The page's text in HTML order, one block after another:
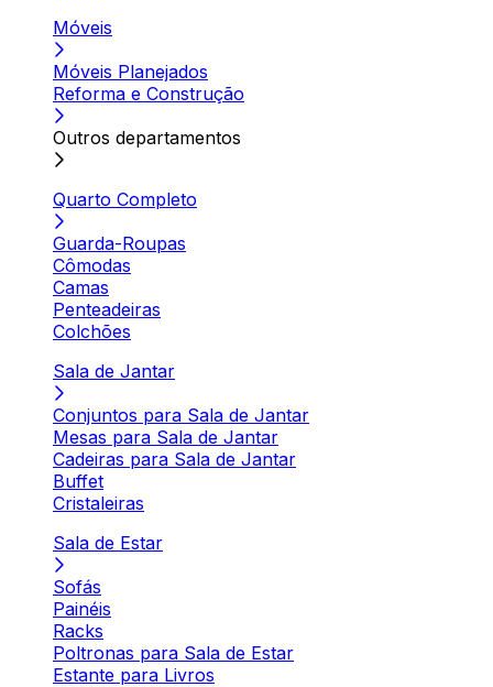
Móveis
Móveis Planejados
Reforma e Construção
Outros departamentos
Quarto Completo
Guarda-Roupas
Cômodas
Camas
Penteadeiras
Colchões
Sala de Jantar
Conjuntos para Sala de Jantar
Mesas para Sala de Jantar
Cadeiras para Sala de Jantar
Buffet
Cristaleiras
Sala de Estar
Sofás
Painéis
Racks
Poltronas para Sala de Estar
Estante para Livros